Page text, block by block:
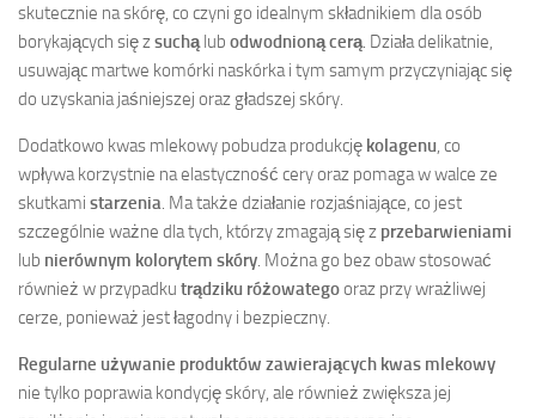
skutecznie na skórę, co czyni go idealnym składnikiem dla osób
borykających się zsuchąlub odwodnioną cerą. Działa delikatnie,
usuwając martwe komórki naskórka i tym samym przyczyniając się
do uzyskania jaśniejszej oraz gładszej skóry.
Dodatkowo kwas mlekowy pobudza produkcję kolagenu, co
wpływa korzystnie na elastyczność cery oraz pomaga w walce ze
skutkami starzenia. Ma także działanie rozjaśniające, co jest
szczególnie ważne dla tych, którzy zmagają się z przebarwieniami
lub nierównym kolorytem skóry. Można go bez obaw stosować
również w przypadku trądziku różowategooraz przy wrażliwej
cerze, ponieważ jest łagodny i bezpieczny.
Regularne używanie produktów zawierających kwas mlekowy
nie tylko poprawia kondycję skóry, ale również zwiększa jej